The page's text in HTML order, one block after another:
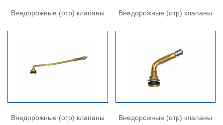
Внедорожные (отр) клапаны Внедорожные (отр) клапаны
Внедорожные (отр) клапаны Внедорожные (отр) клапаны